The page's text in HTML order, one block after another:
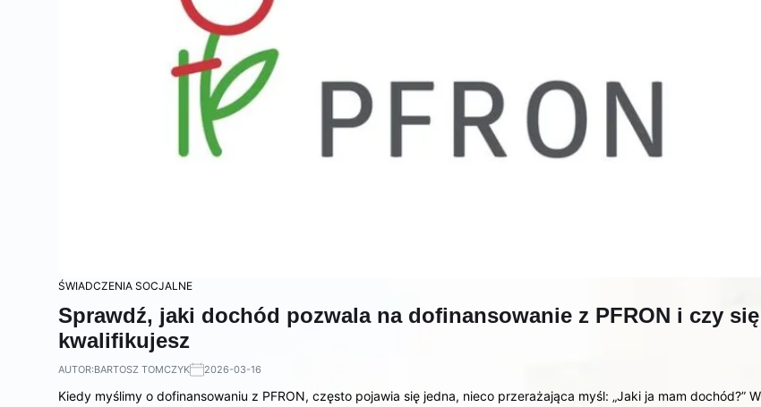
ŚWIADCZENIA SOCJALNE
Sprawdź, jaki dochód pozwala na dofinansowanie z PFRON i czy się
kwalifikujesz
AUTOR:BARTOSZ TOMCZYK 2026-03-16
Kiedy myślimy o dofinansowaniu z PFRON, często pojawia się jedna, nieco przerażająca myśl: „Jaki ja mam dochód?”